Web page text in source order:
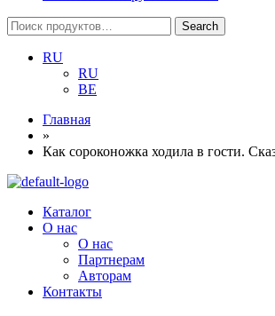
Search
for:
Search
RU
RU
BE
Главная
»
Как сороконожка ходила в гости.
Menu
Каталог
О нас
О нас
Партнерам
Авторам
Контакты